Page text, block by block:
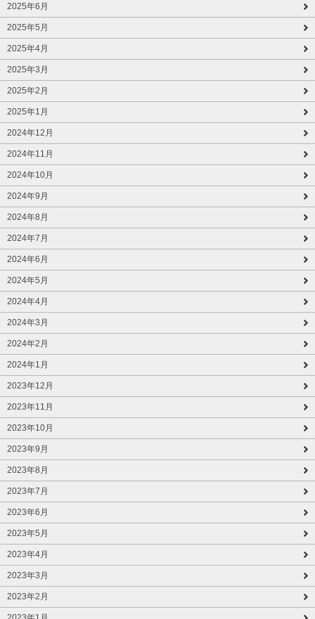
2025年6月
2025年5月
2025年4月
2025年3月
2025年2月
2025年1月
2024年12月
2024年11月
2024年10月
2024年9月
2024年8月
2024年7月
2024年6月
2024年5月
2024年4月
2024年3月
2024年2月
2024年1月
2023年12月
2023年11月
2023年10月
2023年9月
2023年8月
2023年7月
2023年6月
2023年5月
2023年4月
2023年3月
2023年2月